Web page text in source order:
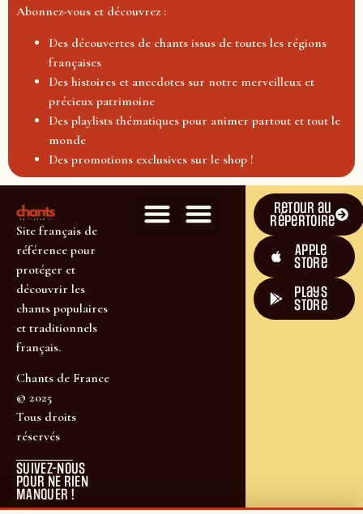
Abonnez-vous et découvrez :
Des découvertes de chants issus de toutes les régions
françaises
Des histoires et anecdotes sur notre merveilleux et
précieux patrimoine
Des playlists thématiques pour animer partout et tout le
monde
Des promotions exclusives sur le shop !
Site français de
référence pour
protéger et
découvrir les
chants populaires
et traditionnels
français.
Chants de France
© 2025
Tous droits
réservés
SUIVEZ-NOUS
POUR NE RIEN
MANQUER !
Retour au
répertoire
Apple
Store
plays
store